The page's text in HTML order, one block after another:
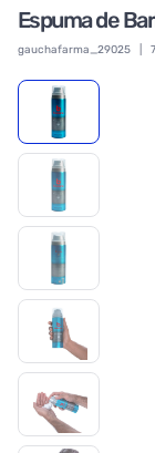
Espuma de
gauchafarma_29025